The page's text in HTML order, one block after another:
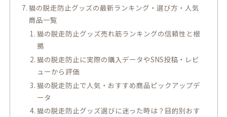
猫の脱走防止グッズの最新ランキング・選び方・人気
商品一覧
猫の脱走防止グッズ売れ筋ランキングの信頼性と根
拠
猫の脱走防止に実際の購入データやSNS投稿・レビ
ューから評価
猫の脱走防止で人気・おすすめ商品ピックアップデ
ータ
猫の脱走防止グッズ選びに迷った時は？目的別おす